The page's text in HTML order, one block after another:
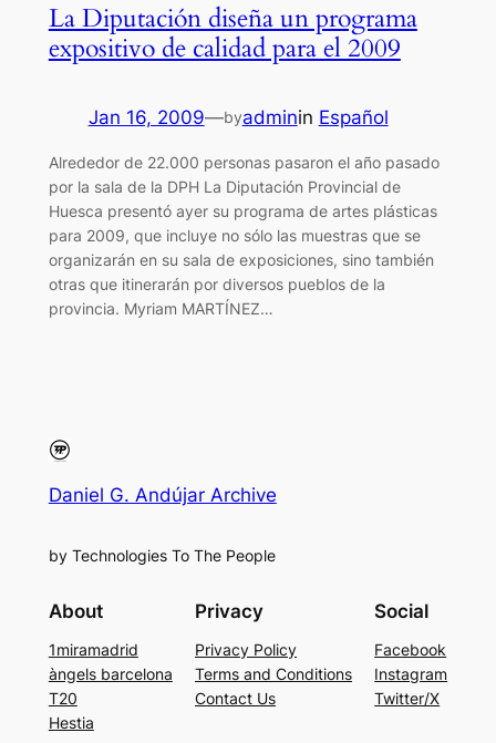
La Diputación diseña un programa
expositivo de calidad para el 2009
Jan 16, 2009—byadminin Español
Alrededor de 22.000 personas pasaron el año pasado
por la sala de la DPH La Diputación Provincial de
Huesca presentó ayer su programa de artes plásticas
para 2009, que incluye no sólo las muestras que se
organizarán en su sala de exposiciones, sino también
otras que itinerarán por diversos pueblos de la
provincia. Myriam MARTÍNEZ…
Daniel G. Andújar Archive
by Technologies To The People
About
1miramadrid
àngels barcelona
T20
Hestia
Privacy
Privacy Policy
Terms and Conditions
Contact Us
Social
Facebook
Instagram
Twitter/X